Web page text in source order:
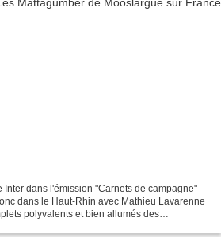
Inter dans l'émission "Carnets de campagne"
dans le Haut-Rhin avec Mathieu Lavarenne
polyvalents et bien allumés des